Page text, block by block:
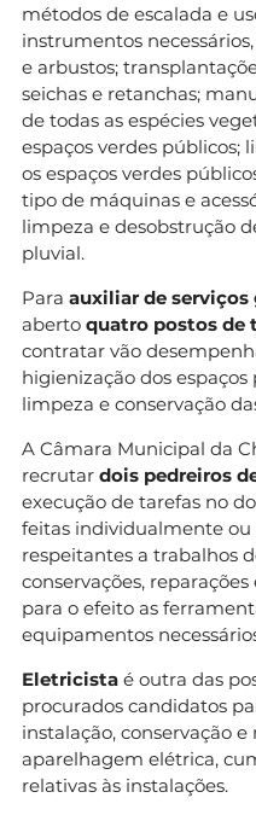
métodos de escalada e
instrumentos
e arbustos;
seichas e retanchas;
de todas as espécies
espaços verdes públicos;
os espaços verdes
tipo de máquinas e
limpeza e desobstrução
pluvial.
Para auxiliar de serviços
aberto quatro postos de
contratar vão
higienização dos
limpeza e conservação
A Câmara Municipal da
recrutar dois pedreiros
execução de tarefas no
feitas individualmente
respeitantes a trabalhos
conservações,
para o efeito as
equipamentos
Eletricista é outra das
procurados candidatos
instalação, conservação
aparelhagem elétrica,
relativas às instalações.